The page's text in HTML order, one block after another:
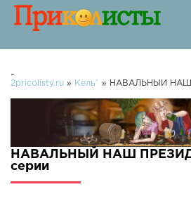
-
2pricolisty.ru » Кель` » НАВАЛЬНЫЙ НАШ
НАВАЛЬНЫЙ НАШ
серии